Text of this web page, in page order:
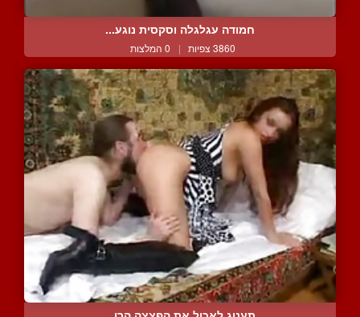
חמודה עגלגלה וסקסית נוגע...
3860 צפיות | 0 המלצות